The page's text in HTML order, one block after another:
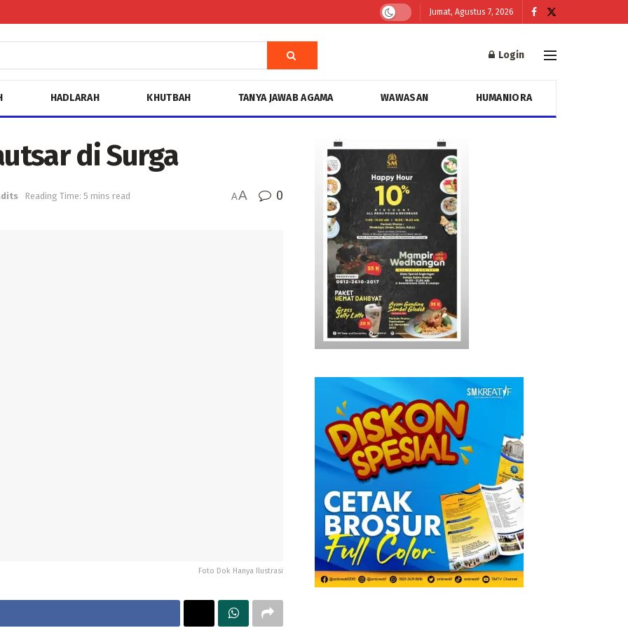
Jumat, Agustus 7, 2026
Login
HADLARAH KHUTBAH TANYA JAWAB AGAMA WAWASAN HUMANIORA
di Surga
Reading Time: 5 mins read AA 0
Foto Dok Hanya Ilustrasi